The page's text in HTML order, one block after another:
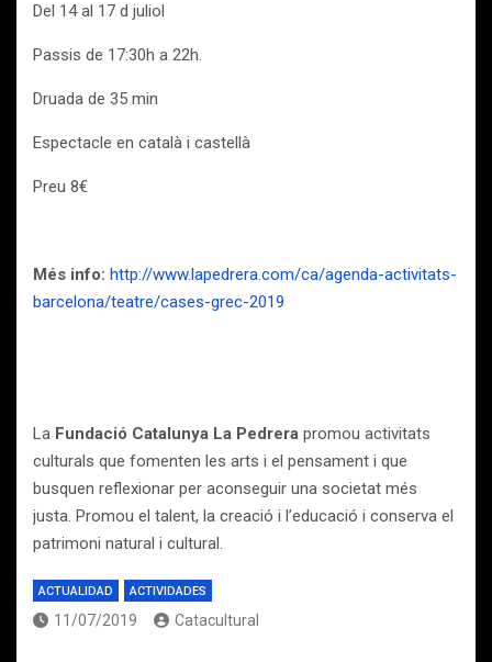
Del 14 al 17 d juliol
Passis de 17:30h a 22h.
Druada de 35 min
Espectacle en català i castellà
Preu 8€
Més info: http://www.lapedrera.com/ca/agenda-activitats-
barcelona/teatre/cases-grec-2019
La Fundació Catalunya La Pedrera promou activitats
culturals que fomenten les arts i el pensament i que
busquen reflexionar per aconseguir una societat més
justa. Promou el talent, la creació i l’educació i conserva el
patrimoni natural i cultural.
ACTUALIDAD ACTIVIDADES
11/07/2019 Catacultural